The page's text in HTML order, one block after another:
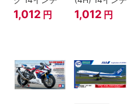
1,012 円 1,012 円